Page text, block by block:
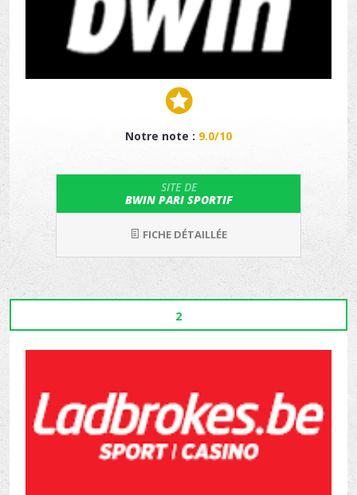
Notre note : 9.0/10
SITE DE
BWIN PARI SPORTIF
FICHE DÉTAILLÉE
2